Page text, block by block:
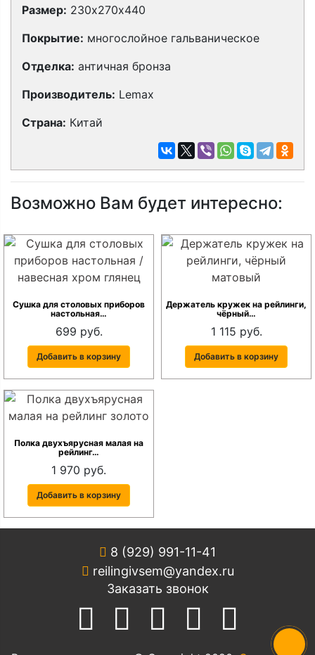
Размер: 230х270х440
Покрытие: многослойное гальваническое
Отделка: античная бронза
Производитель: Lemax
Страна: Китай
Возможно Вам будет интересно:
Сушка для столовых приборов
настольная…
699 руб.
Добавить в корзину
Держатель кружек на рейлинги,
чёрный…
1 115 руб.
Добавить в корзину
Полка двухъярусная малая на
рейлинг…
1 970 руб.
Добавить в корзину
8 (929) 991-11-41
reilingivsem@yandex.ru
Заказать звонок